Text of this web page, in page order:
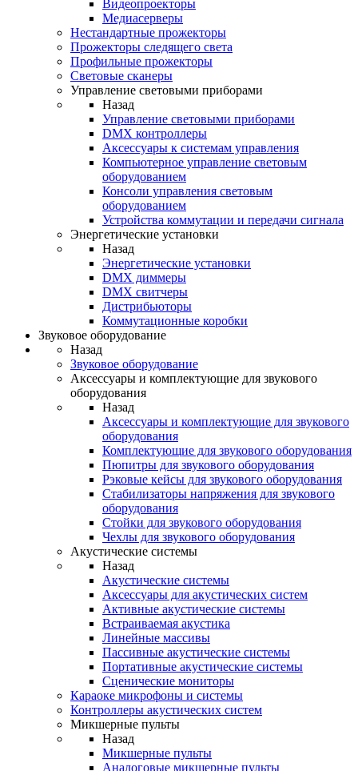
Видеопроекторы
Медиасерверы
Нестандартные прожекторы
Прожекторы следящего света
Профильные прожекторы
Световые сканеры
Управление световыми приборами
Назад
Управление световыми приборами
DMX контроллеры
Аксессуары к системам управления
Компьютерное управление световым
оборудованием
Консоли управления световым
оборудованием
Устройства коммутации и передачи сигнала
Энергетические установки
Назад
Энергетические установки
DMX диммеры
DMX свитчеры
Дистрибьюторы
Коммутационные коробки
Звуковое оборудование
Назад
Звуковое оборудование
Аксессуары и комплектующие для звукового
оборудования
Назад
Аксессуары и комплектующие для звукового
оборудования
Комплектующие для звукового оборудования
Пюпитры для звукового оборудования
Рэковые кейсы для звукового оборудования
Стабилизаторы напряжения для звукового
оборудования
Стойки для звукового оборудования
Чехлы для звукового оборудования
Акустические системы
Назад
Акустические системы
Аксессуары для акустических систем
Активные акустические системы
Встраиваемая акустика
Линейные массивы
Пассивные акустические системы
Портативные акустические системы
Сценические мониторы
Караоке микрофоны и системы
Контроллеры акустических систем
Микшерные пульты
Назад
Микшерные пульты
Аналоговые микшерные пульты